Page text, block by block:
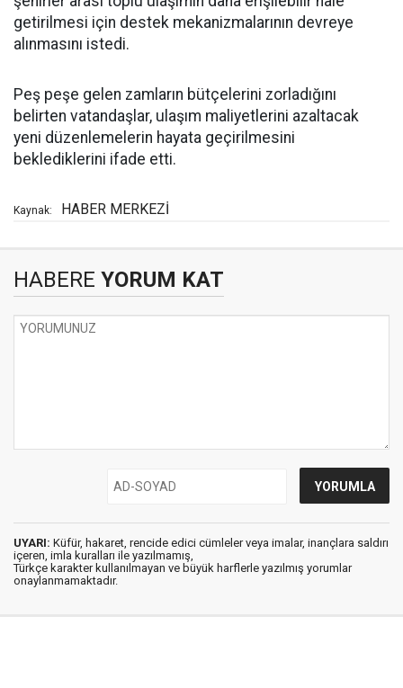
getirilmesi için destek mekanizmalarının devreye
alınmasını istedi.
Peş peşe gelen zamların bütçelerini zorladığını
belirten vatandaşlar, ulaşım maliyetlerini azaltacak
yeni düzenlemelerin hayata geçirilmesini
beklediklerini ifade etti.
Kaynak: HABER MERKEZİ
HABERE YORUM KAT
UYARI: Küfür, hakaret, rencide edici cümleler veya imalar, inançlara saldırı
içeren, imla kuralları ile yazılmamış,
Türkçe karakter kullanılmayan ve büyük harflerle yazılmış yorumlar
onaylanmamaktadır.